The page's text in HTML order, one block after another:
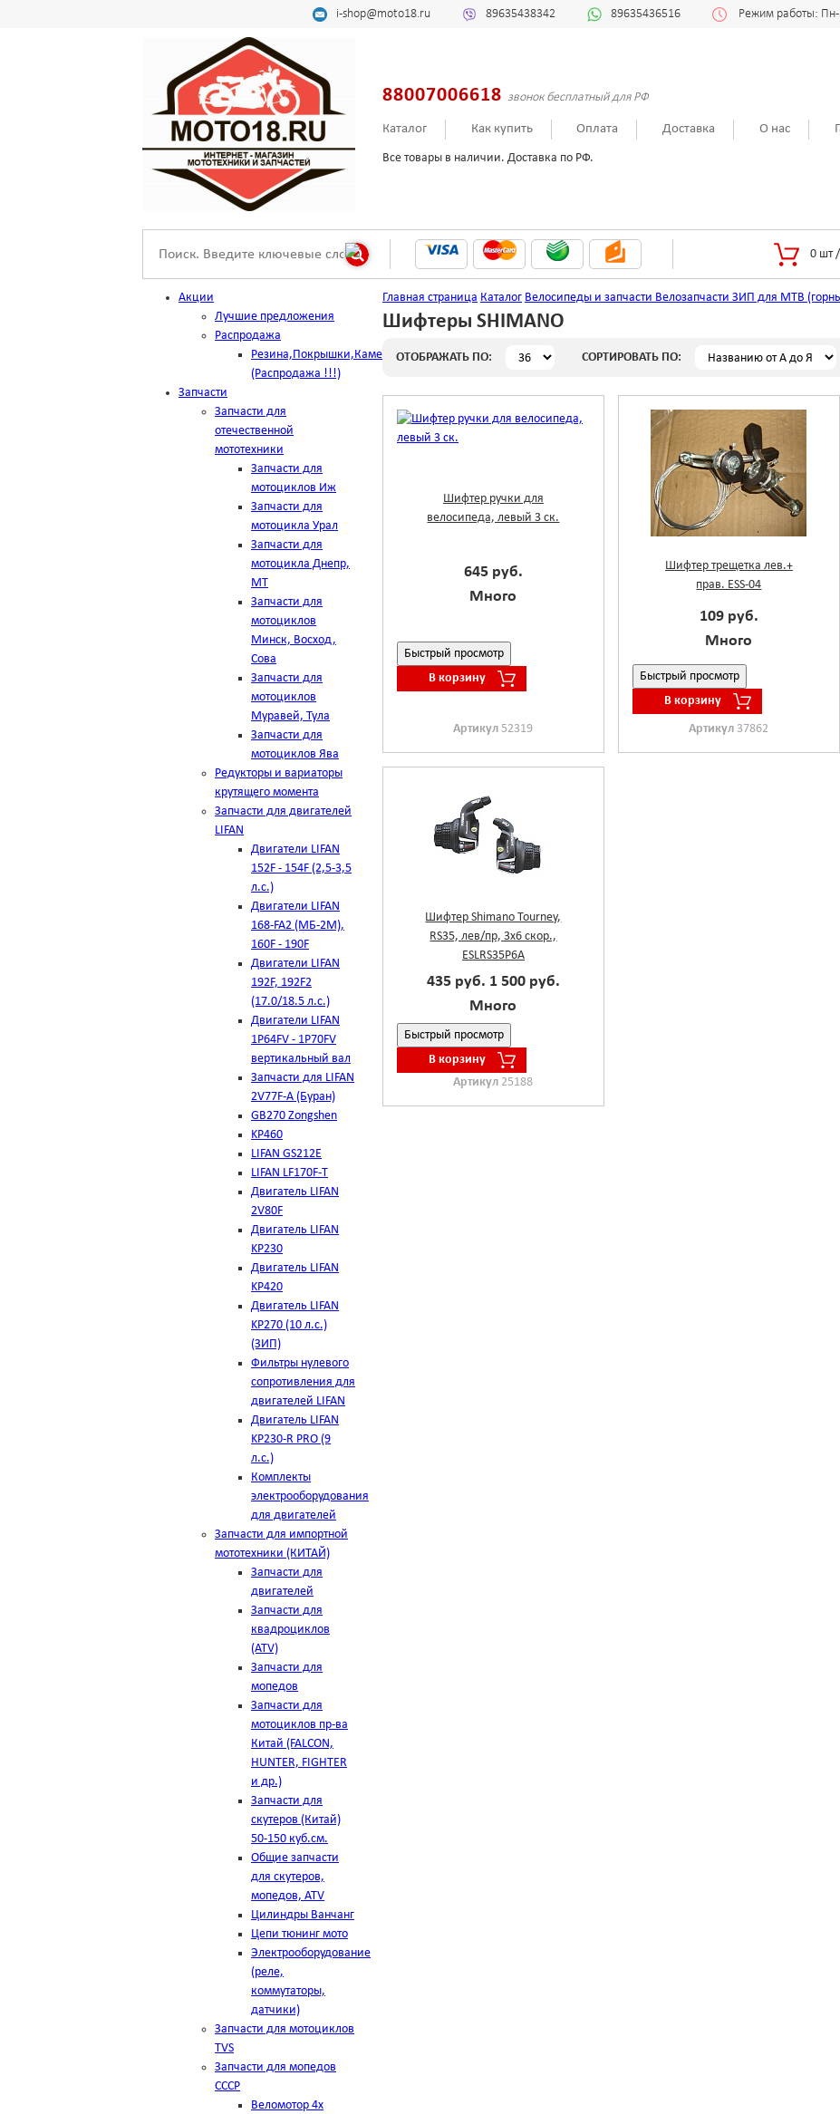
i-shop@moto18.ru 89635438342 89635436516 Режим работы:
88007006618 звонок бесплатный для РФ
Каталог Как купить Оплата Доставка О нас
Все товары в наличии. Доставка по РФ.
0 шт /
Акции
Лучшие предложения
Распродажа
Резина,Покрышки,Камеры
(Распродажа !!!)
Запчасти
Запчасти для
отечественной
мототехники
Запчасти для
мотоциклов Иж
Запчасти для
мотоцикла Урал
Запчасти для
мотоцикла Днепр,
МТ
Запчасти для
мотоциклов
Минск, Восход,
Сова
Запчасти для
мотоциклов
Муравей, Тула
Запчасти для
мотоциклов Ява
Редукторы и вариаторы
крутящего момента
Запчасти для двигателей
LIFAN
Двигатели LIFAN
152F - 154F (2,5-3,5
л.с.)
Двигатели LIFAN
168-FA2 (МБ-2М),
160F - 190F
Двигатели LIFAN
192F, 192F2
(17.0/18.5 л.с.)
Двигатели LIFAN
1Р64FV - 1Р70FV
вертикальный вал
Запчасти для LIFAN
2V77F-A (Буран)
GB270 Zongshen
KP460
LIFAN GS212E
LIFAN LF170F-T
Двигатель LIFAN
2V80F
Двигатель LIFAN
KP230
Двигатель LIFAN
KP420
Двигатель LIFAN
KP270 (10 л.с.)
(ЗИП)
Фильтры нулевого
сопротивления для
двигателей LIFAN
Двигатель LIFAN
KP230-R PRO (9
л.с.)
Комплекты
электрооборудования
для двигателей
Запчасти для импортной
мототехники (КИТАЙ)
Запчасти для
двигателей
Запчасти для
квадроциклов
(ATV)
Запчасти для
мопедов
Запчасти для
мотоциклов пр-ва
Китай (FALCON,
HUNTER, FIGHTER
и др.)
Запчасти для
скутеров (Китай)
50-150 куб.см.
Общие запчасти
для скутеров,
мопедов, ATV
Цилиндры Ванчанг
Цепи тюнинг мото
Электрооборудование
(реле,
коммутаторы,
датчики)
Запчасти для мотоциклов
TVS
Запчасти для мопедов
СССР
Веломотор 4х
Главная страница Каталог Велосипеды и запчасти Велозапчасти ЗИП для MTB
Шифтеры SHIMANO
ОТОБРАЖАТЬ ПО: СОРТИРОВАТЬ ПО:
Шифтер ручки для
велосипеда, левый 3 ск.
645 руб.
Много
Быстрый просмотр
В корзину
Артикул52319
Шифтер трещетка лев.+
прав. ESS-04
109 руб.
Много
Быстрый просмотр
В корзину
Артикул37862
Шифтер Shimano Tourney,
RS35, лев/пр, 3x6 скор.,
ESLRS35P6A
435 руб. 1 500 руб.
Много
Быстрый просмотр
В корзину
Артикул 25188